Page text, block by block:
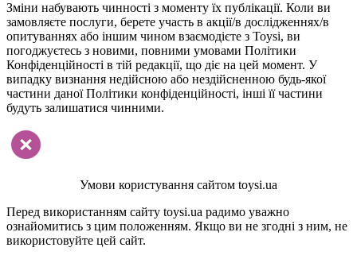
Зміни набувають чинності з моменту їх публікації. Коли ви
замовляєте послуги, берете участь в акції/в дослідженнях/в
опитуваннях або іншим чином взаємодієте з Toysi, ви
погоджуєтесь з новими, повними умовами Політики
Конфіденційності в тій редакції, що діє на цей момент. У
випадку визнання недійсною або нездійсненною будь-якої
частини даної Політики конфіденційності, інші її частини
будуть залишатися чинними.
Умови користування сайтом toysi.ua
Перед використанням сайту toysi.ua радимо уважно
ознайомитись з цим положенням. Якщо ви не згодні з ним, не
використовуйте цей сайт.